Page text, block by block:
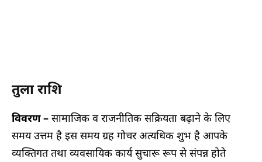
तुला राशि
विवरण – सामाजिक व राजनीतिक सक्रियता बढ़ाने के लिए
समय उत्तम है इस समय ग्रह गोचर अत्यधिक शुभ है आपके
व्यक्तिगत तथा व्यवसायिक कार्य सुचारू रूप से संपन्न होते